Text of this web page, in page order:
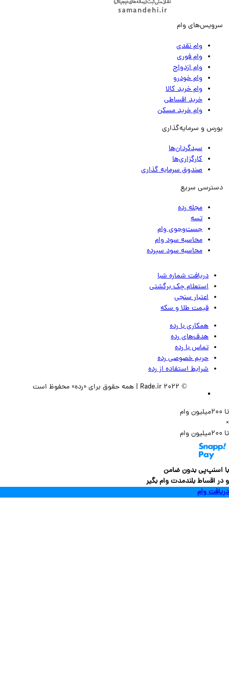
وام
وام نقدی
وام فوری
وام ازدواج
وام خودرو
وام خرید کالا
خرید اقساطی
وام خرید مسکن
و سرمایه‌گذاری
سبدگردان‌ها
کارگزاری‌ها
صندوق سرمایه گذاری
سریع
مجله رده
تسه
جست‌وجوی وام
محاسبه سود وام
محاسبه سود سپرده
دریافت شماره شبا
استعلام چک برگشتی
اعتبار سنجی
قیمت طلا و سکه
همکاری با رده
هدف‌های رده
تماس‌ با‌ رده
حریم خصوصی رده
شرایط استفاده از رده
بدون ضامن
بلندمدت وام بگیر
وام